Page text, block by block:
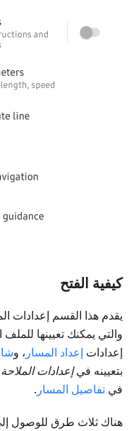
كيفية الفتح
يقدم هذا القسم إعدادات
والتي يمكنك تعيينها
إعدادات إعداد المسار ، و
بتعيينه فيإعدادات الملاحة
في تفاصيل المسار .
هناك ثلاث طرق للوصول